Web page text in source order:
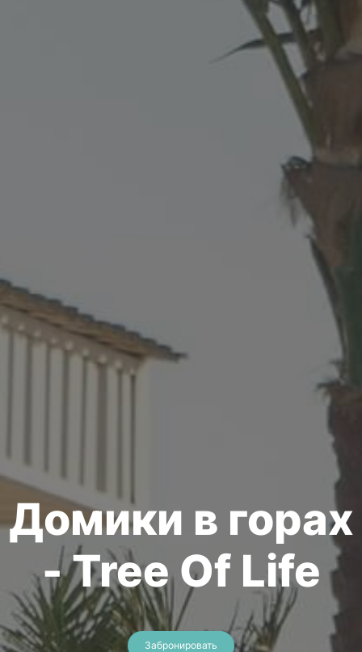
Домики в горах
- Tree Of Life
Забронировать